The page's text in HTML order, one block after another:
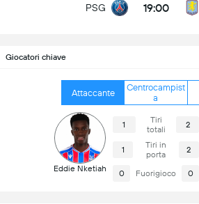
PSG 19:00
Giocatori chiave
Attaccante
Centrocampist
a
Eddie Nketiah
1
Tiri
totali
2
1
Tiri in
porta
2
0 Fuorigioco 0